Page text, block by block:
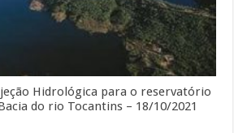
Hidrológica para o reservatório
do rio Tocantins – 18/10/2021